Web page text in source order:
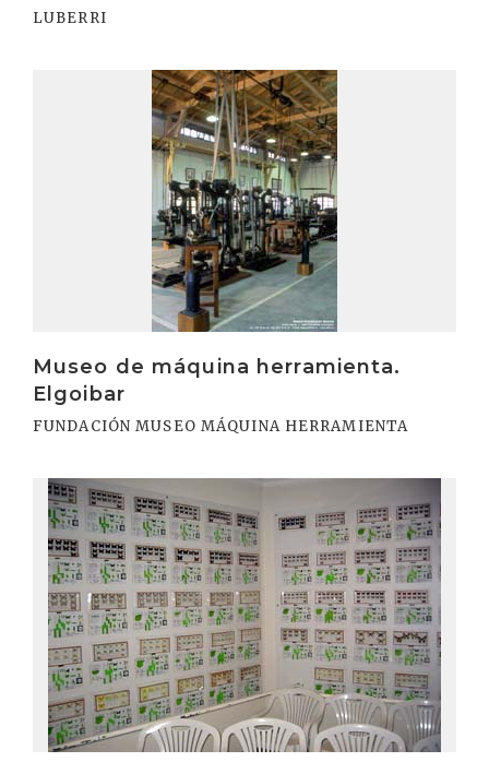
LUBERRI
Museo de máquina herramienta.
Elgoibar
FUNDACIÓN MUSEO MÁQUINA HERRAMIENTA
Irakurri